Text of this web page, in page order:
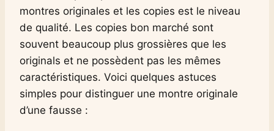
montres originales et les copies est le niveau
de qualité. Les copies bon marché sont
souvent beaucoup plus grossières que les
originals et ne possèdent pas les mêmes
caractéristiques. Voici quelques astuces
simples pour distinguer une montre originale
d’une fausse :